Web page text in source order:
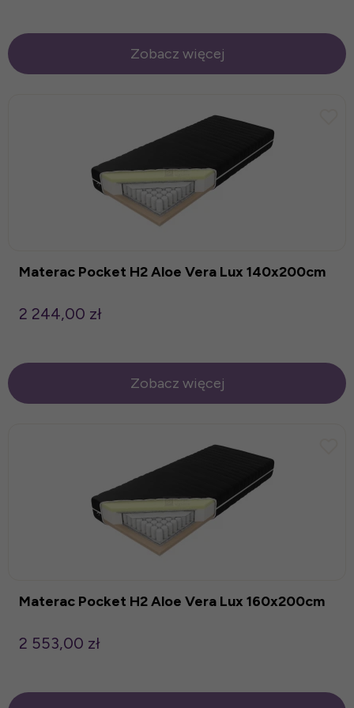
Zobacz więcej
Materac Pocket H2 Aloe Vera Lux 140x200cm
2 244,00 zł
Zobacz więcej
Materac Pocket H2 Aloe Vera Lux 160x200cm
2 553,00 zł